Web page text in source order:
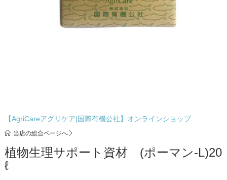
【AgriCareアグリケア|国際有機公社】オンラインショップ
当店の総合ページへ
植物生理サポート資材 (ポーマン-L)20
ℓ